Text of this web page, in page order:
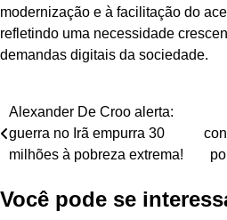
modernização e à facilitação do
refletindo uma necessidade
demandas digitais da sociedade.
Navegação
de
Alexander De Croo alerta:
guerra no Irã empurra 30
milhões à pobreza extrema!
Você pode se